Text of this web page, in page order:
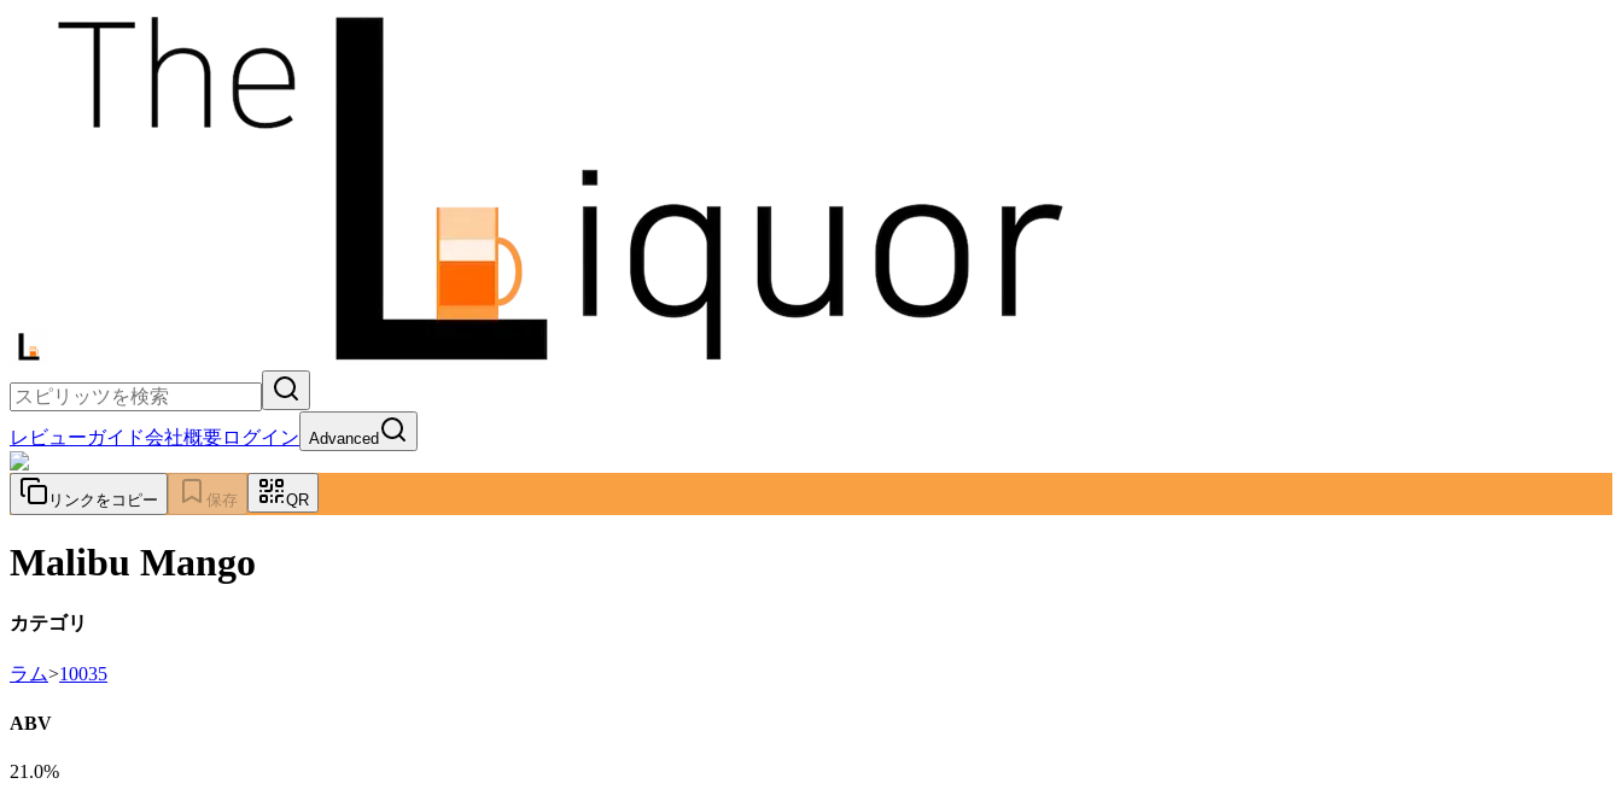
レビューガイド会社概要ログイン Advanced
リンクをコピー 保存 QR
Malibu Mango
カテゴリ
ラム>10035
ABV
21.0%